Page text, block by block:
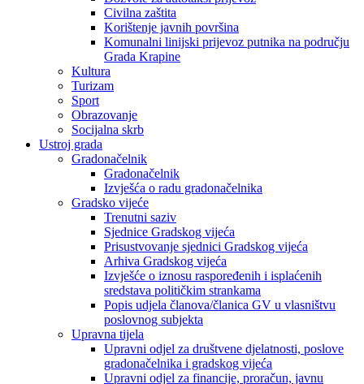
Civilna zaštita
Korištenje javnih površina
Komunalni linijski prijevoz putnika na području
Grada Krapine
Kultura
Turizam
Sport
Obrazovanje
Socijalna skrb
Ustroj grada
Gradonačelnik
Gradonačelnik
Izvješća o radu gradonačelnika
Gradsko vijeće
Trenutni saziv
Sjednice Gradskog vijeća
Prisustvovanje sjednici Gradskog vijeća
Arhiva Gradskog vijeća
Izvješće o iznosu raspoređenih i isplaćenih
sredstava političkim strankama
Popis udjela članova/članica GV u vlasništvu
poslovnog subjekta
Upravna tijela
Upravni odjel za društvene djelatnosti, poslove
gradonačelnika i gradskog vijeća
Upravni odjel za financije, proračun, javnu